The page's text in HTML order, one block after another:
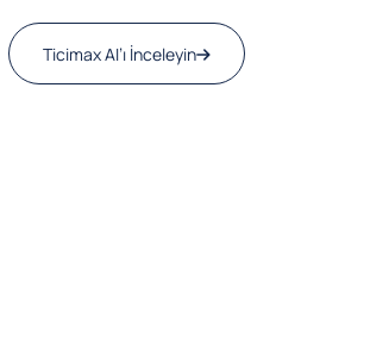
Ticimax AI’ı İnceleyin